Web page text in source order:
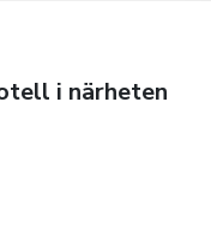
i närheten